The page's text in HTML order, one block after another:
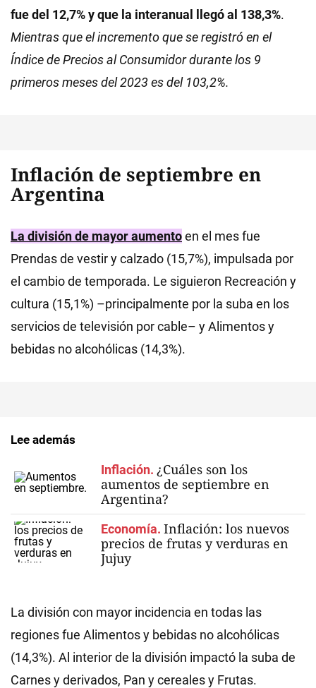
fue del 12,7% y que la interanual llegó al 138,3%.
Mientras que el incremento que se registró en el
Índice de Precios al Consumidor durante los 9
primeros meses del 2023 es del 103,2%.
Inflación de septiembre en
Argentina
La división de mayor aumentoen el mes fue
Prendas de vestir y calzado (15,7%), impulsada por
el cambio de temporada. Le siguieron Recreación y
cultura (15,1%) –principalmente por la suba en los
servicios de televisión por cable– y Alimentos y
bebidas no alcohólicas (14,3%).
Lee además
Inflación. ¿Cuáles son los
aumentos de septiembre en
Argentina?
Economía. Inflación: los nuevos
precios de frutas y verduras en
Jujuy
La división con mayor incidencia en todas las
regiones fue Alimentos y bebidas no alcohólicas
(14,3%). Al interior de la división impactó la suba de
Carnes y derivados, Pan y cereales y Frutas.